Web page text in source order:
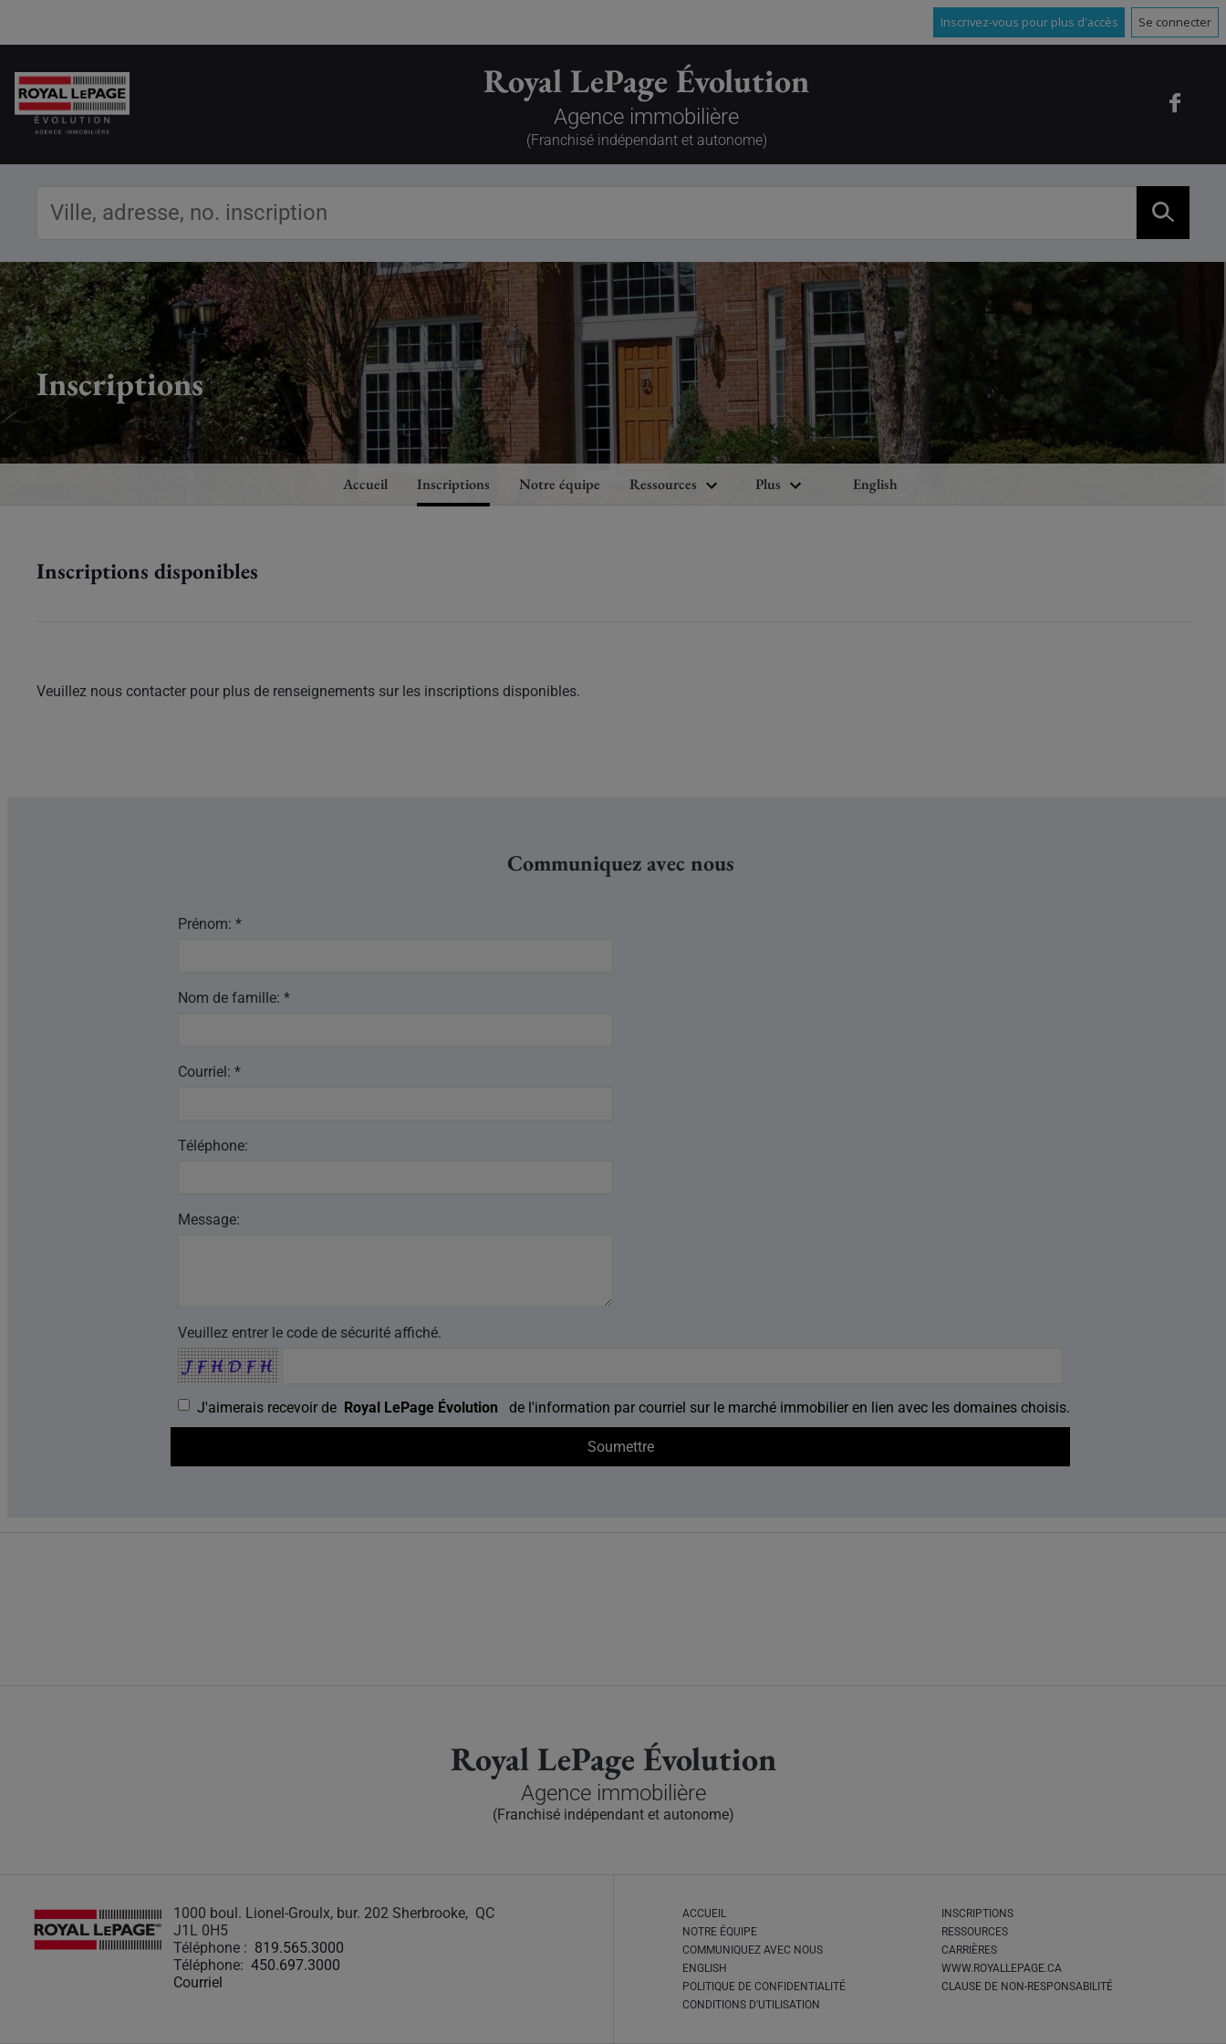
Inscrivez-vous pour plus d'accès Se connecter
Royal LePage Évolution
Agence immobilière
(Franchisé indépendant et autonome)
Accueil Inscriptions Notre équipe Ressources Plus English
Inscriptions
Inscriptions disponibles
Veuillez nous contacter pour plus de renseignements sur les inscriptions disponibles.
Communiquez avec nous
Prénom: *
Nom de famille: *
Courriel: *
Téléphone:
Message:
Veuillez entrer le code de sécurité affiché.
J'aimerais recevoir de Royal LePage Évolution de l'information par courriel sur le marché immobilier en lien avec les domaines choisis.
Royal LePage Évolution
Agence immobilière
(Franchisé indépendant et autonome)
1000 boul. Lionel-Groulx, bur. 202 Sherbrooke, QC
J1L 0H5
Téléphone : 819.565.3000
Téléphone: 450.697.3000
Courriel
ACCUEIL
INSCRIPTIONS
NOTRE ÉQUIPE
RESSOURCES
COMMUNIQUEZ AVEC NOUS
CARRIÈRES
ENGLISH
WWW.ROYALLEPAGE.CA
POLITIQUE DE CONFIDENTIALITÉ
CLAUSE DE NON-RESPONSABILITÉ
CONDITIONS D'UTILISATION